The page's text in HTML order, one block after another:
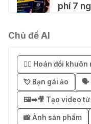
phí 7
03 Thg
🎁 Mẹo
miễn
Chủ đề AI
😶‍🌫️ Hoán đổi khuôn
💘 Bạn gái ảo 🗣️
🖼️➡️🎥 Tạo video từ
📸 Ảnh sản phẩm